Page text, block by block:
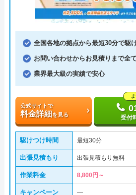
全国各地の拠点から最短30分で駆
お問い合わせからお見積りまで全
業界最大級の実績で安心
公式サイトで
料金詳細を見る 受付
駆けつけ時間 最短30分
出張見積もり 出張見積もり無料
作業料金 8,800円～
キャンペーン ―